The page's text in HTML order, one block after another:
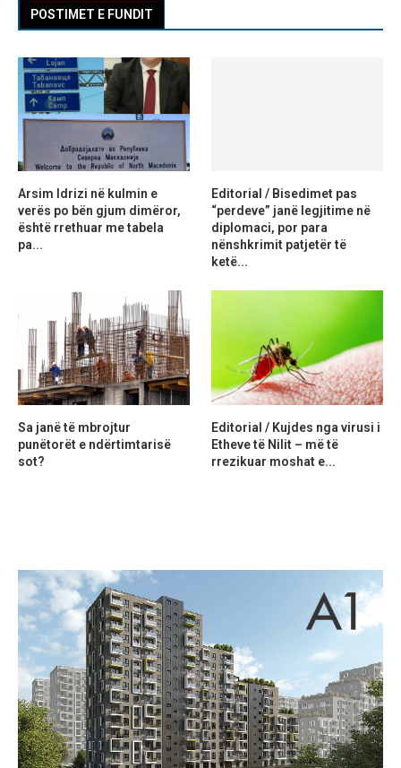
POSTIMET E FUNDIT
Arsim Idrizi në kulmin e
verës po bën gjum dimëror,
është rrethuar me tabela
pa...
Editorial / Bisedimet pas
“perdeve” janë legjitime në
diplomaci, por para
nënshkrimit patjetër të
ketë...
Sa janë të mbrojtur
punëtorët e ndërtimtarisë
sot?
Editorial / Kujdes nga virusi i
Etheve të Nilit – më të
rrezikuar moshat e...